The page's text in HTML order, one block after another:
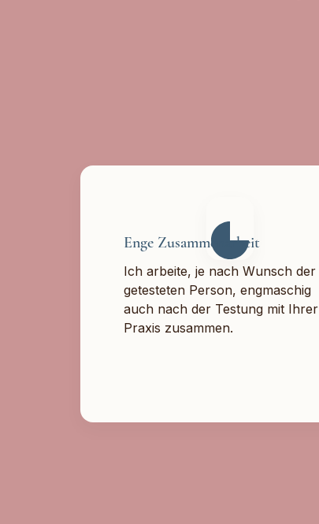
Enge Zusammenarbeit
Ich arbeite, je nach Wunsch der
getesteten Person, engmaschig
auch nach der Testung mit Ihrer
Praxis zusammen.